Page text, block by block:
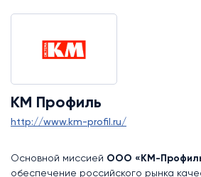
КМ Профиль
http://www.km-profil.ru/
Основной миссией ООО «КМ-
обеспечение российского рынка